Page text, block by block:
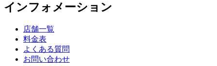
インフォメーション
店舗一覧
料金表
よくある質問
お問い合わせ